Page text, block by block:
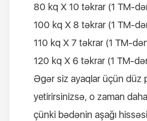
80 kq Х 10 təkrar (1 TM-
100 kq Х 8 təkrar (1 TM-
110 kq Х 7 təkrar (1 TM-
120 kq Х 6 təkrar (1 TM-
Əgər siz ayaqlar üçün düz
yetirirsinizsə, o zaman
çünki bədənin aşağı